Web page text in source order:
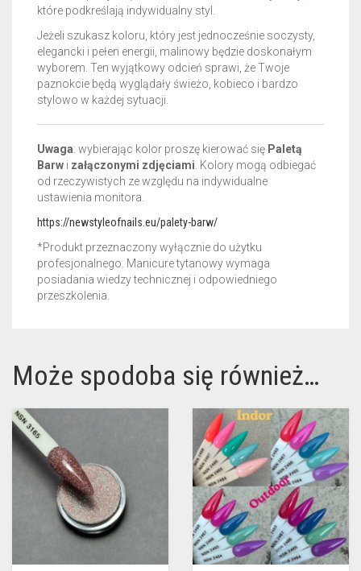
które podkreślają indywidualny styl.
Jeżeli szukasz koloru, który jest jednocześnie soczysty,
elegancki i pełen energii, malinowy będzie doskonałym
wyborem. Ten wyjątkowy odcień sprawi, że Twoje
paznokcie będą wyglądały świeżo, kobieco i bardzo
stylowo w każdej sytuacji.
Uwaga: wybierając kolor proszę kierować się Paletą
Barw i załączonymi zdjęciami . Kolory mogą odbiegać
od rzeczywistych ze względu na indywidualne
ustawienia monitora.
https://newstyleofnails.eu/palety-barw/
*Produkt przeznaczony wyłącznie do użytku
profesjonalnego. Manicure tytanowy wymaga
posiadania wiedzy technicznej i odpowiedniego
przeszkolenia.
Może spodoba się również…